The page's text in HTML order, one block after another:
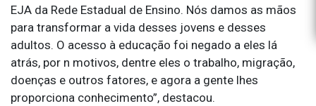
EJA da Rede Estadual de Ensino. Nós damos as mãos
para transformar a vida desses jovens e desses
adultos. O acesso à educação foi negado a eles lá
atrás, por n motivos, dentre eles o trabalho, migração,
doenças e outros fatores, e agora a gente lhes
proporciona conhecimento”, destacou.